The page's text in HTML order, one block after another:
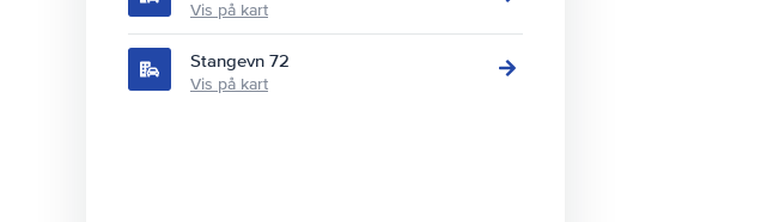
Vis på kart
Stangevn 72
Vis på kart